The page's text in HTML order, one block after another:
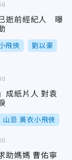
逝前經紀人 曝
飛俠 劉以豪
紙片人 對袁
山忌 黃衣小飛俠
媽 曹佑寧